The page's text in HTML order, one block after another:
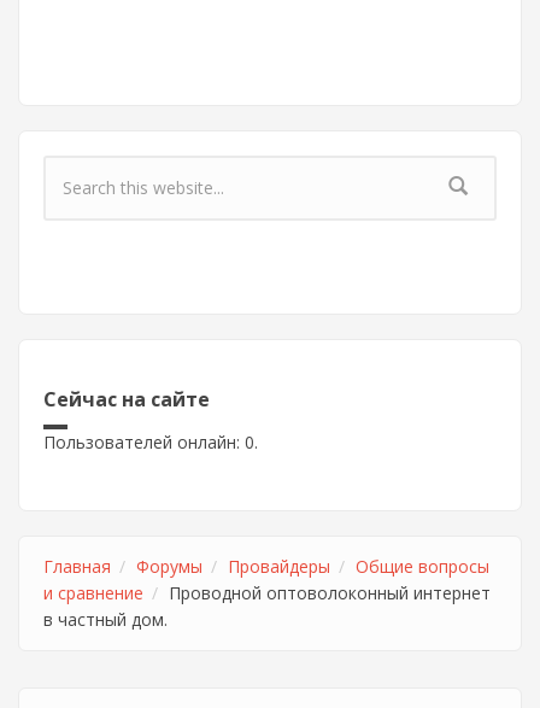
Форма поиска
Сейчас на сайте
Пользователей онлайн: 0.
Главная Форумы Провайдеры
Общие вопросы
и сравнение
Проводной оптоволоконный интернет
в частный дом.